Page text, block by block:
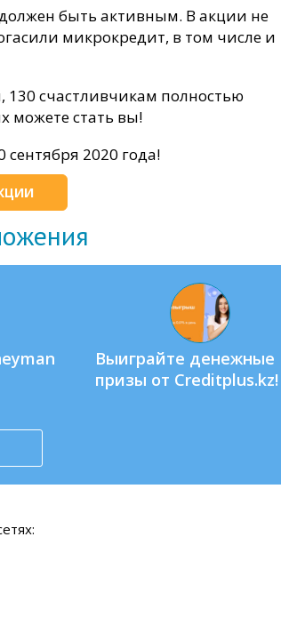
быть активным. В акции не
микрокредит, в том числе и
счастливчикам полностью
можете стать вы!
2020 года!
Выиграйте денежные
призы от Creditplus.kz!